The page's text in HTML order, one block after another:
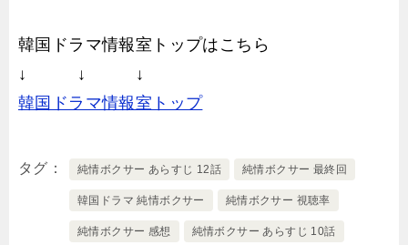
韓国ドラマ情報室トップはこちら
↓ ↓ ↓
韓国ドラマ情報室トップ
タグ 純情ボクサー あらすじ 12話 純情ボクサー 最終回
韓国ドラマ 純情ボクサー 純情ボクサー 視聴率
純情ボクサー 感想 純情ボクサー あらすじ 10話